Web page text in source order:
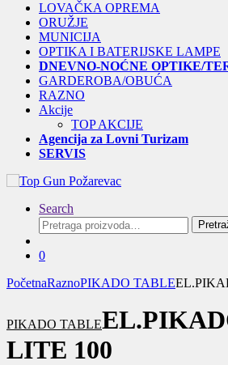
LOVAČKA OPREMA
ORUŽJE
MUNICIJA
OPTIKA I BATERIJSKE LAMPE
DNEVNO-NOĆNE OPTIKE/
GARDEROBA/OBUĆA
RAZNO
Akcije
TOP AKCIJE
Agencija za Lovni Turizam
SERVIS
Search
Pretraga
za:
0
PočetnaRaznoPIKADO TABLE
PIKADO TABLE
LITE 100